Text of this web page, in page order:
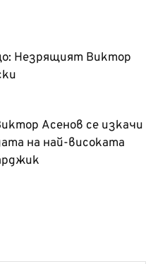
Незрящият Виктор
Асенов се изкачи
на най-високата